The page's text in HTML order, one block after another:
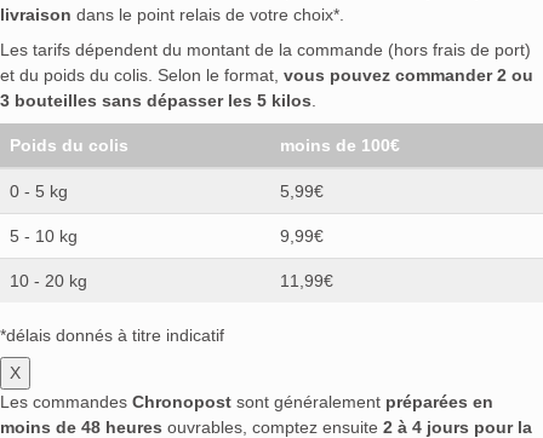
livraison dans le point relais de votre choix*.
Les tarifs dépendent du montant de la commande (hors frais de port)
et du poids du colis. Selon le format, vous pouvez commander 2 ou
3 bouteilles sans dépasser les 5 kilos
Poids du colis moins de 100€
0 - 5 kg 5,99€
5 - 10 kg 9,99€
10 - 20 kg 11,99€
*délais donnés à titre indicatif
X
Les commandes Chronopost sont généralement préparées en
moins de 48 heures ouvrables, comptez ensuite 2 à 4 jours pour la